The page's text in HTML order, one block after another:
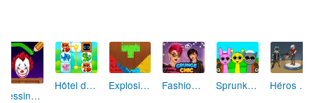
Dessine et Écrase : Le Jeu des Monstres
Hôtel des Animaux de Rêve Explosion de Blocs de Sable Fashion Rebelle: Style Grunge Chic Sprunki Monster: Rythmes Musicaux Monstres Héros des Terres Hostiles